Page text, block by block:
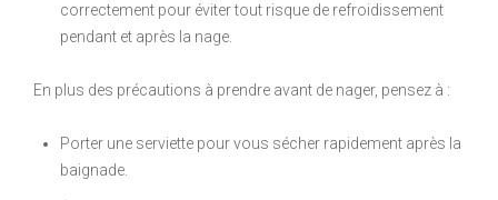
correctement pour éviter tout risque de refroidissement
pendant et après la nage.
En plus des précautions à prendre avant de nager, pensez à :
Porter une serviette pour vous sécher rapidement après la
baignade.